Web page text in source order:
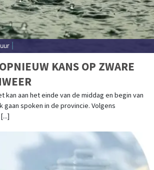
KANS OP ZWARE
kan aan het einde van de middag en begin van
gaan spoken in de provincie. Volgens